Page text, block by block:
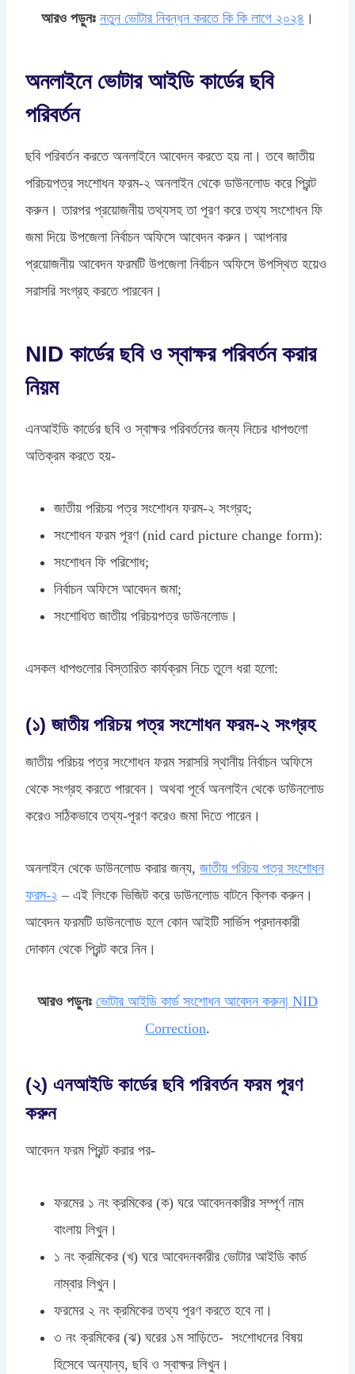
আরও পড়ুনঃ নতুন ভোটার নিবন্ধন করতে কি কি লাগে ২০২৪ ।
অনলাইনে ভোটার আইডি কার্ডের ছবি
পরিবর্তন
ছবি পরিবর্তন করতে অনলাইনে আবেদন করতে হয় না। তবে জাতীয়
পরিচয়পত্র সংশোধন ফরম-২ অনলাইন থেকে ডাউনলোড করে প্রিন্ট
করুন। তারপর প্রয়োজনীয় তথ্যসহ তা পূরণ করে তথ্য সংশোধন ফি
জমা দিয়ে উপজেলা নির্বাচন অফিসে আবেদন করুন। আপনার
প্রয়োজনীয় আবেদন ফরমটি উপজেলা নির্বাচন অফিসে উপস্থিত হয়েও
সরাসরি সংগ্রহ করতে পারবেন।
NID কার্ডের ছবি ও স্বাক্ষর পরিবর্তন করার
নিয়ম
এনআইডি কার্ডের ছবি ও স্বাক্ষর পরিবর্তনের জন্য নিচের ধাপগুলো
অতিক্রম করতে হয়-
জাতীয় পরিচয় পত্র সংশোধন ফরম-২ সংগ্রহ;
সংশোধন ফরম পূরণ (nid card picture change form):
সংশোধন ফি পরিশোধ;
নির্বাচন অফিসে আবেদন জমা;
সংশোধিত জাতীয় পরিচয়পত্র ডাউনলোড।
এসকল ধাপগুলোর বিস্তারিত কার্যক্রম নিচে তুলে ধরা হলো:
(১) জাতীয় পরিচয় পত্র সংশোধন ফরম-২ সংগ্রহ
জাতীয় পরিচয় পত্র সংশোধন ফরম সরাসরি স্থানীয় নির্বাচন অফিসে
থেকে সংগ্রহ করতে পারবেন। অথবা পূর্বে অনলাইন থেকে ডাউনলোড
করেও সঠিকভাবে তথ্য-পূরণ করেও জমা দিতে পারেন।
অনলাইন থেকে ডাউনলোড করার জন্য, জাতীয় পরিচয় পত্র সংশোধন
ফরম-২ – এই লিংকে ভিজিট করে ডাউনলোড বাটনে ক্লিক করুন।
আবেদন ফরমটি ডাউনলোড হলে কোন আইটি সার্ভিস প্রদানকারী
দোকান থেকে প্রিন্ট করে নিন।
আরও পড়ুনঃ ভোটার আইডি কার্ড সংশোধন আবেদন করুন| NID
Correction.
(২) এনআইডি কার্ডের ছবি পরিবর্তন ফরম পূরণ
করুন
আবেদন ফরম প্রিন্ট করার পর-
ফরমের ১ নং ক্রমিকের (ক) ঘরে আবেদনকারীর সম্পূর্ণ নাম
বাংলায় লিখুন।
১ নং ক্রমিকের (খ) ঘরে আবেদনকারীর ভোটার আইডি কার্ড
নাম্বার লিখুন।
ফরমের ২ নং ক্রমিকের তথ্য পূরণ করতে হবে না।
৩ নং ক্রমিকের (ঝ) ঘরের ১ম সাড়িতে- সংশোধনের বিষয়
হিসেবে অন্যান্য, ছবি ও স্বাক্ষর লিখুন।